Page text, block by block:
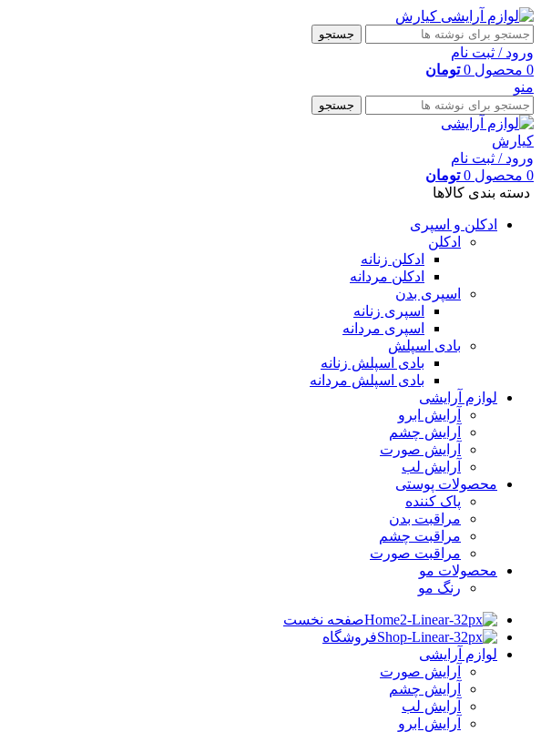
جستجو
ورود / ثبت نام
0 محصول 0 تومان
منو
جستجو
ورود / ثبت نام
0 محصول 0 تومان
دسته بندی کالاها
ادکلن و اسپری
ادکلن
ادکلن زنانه
ادکلن مردانه
اسپری بدن
اسپری زنانه
اسپری مردانه
بادی اسپلش
بادی اسپلش زنانه
بادی اسپلش مردانه
لوازم آرایشی
آرایش ابرو
آرایش چشم
آرایش صورت
آرایش لب
محصولات پوستی
پاک کننده
مراقبت بدن
مراقبت چشم
مراقبت صورت
محصولات مو
رنگ مو
صفحه نخست
فروشگاه
لوازم آرایشی
آرایش صورت
آرایش چشم
آرایش لب
آرایش ابرو